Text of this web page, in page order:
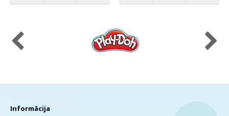
Informācija